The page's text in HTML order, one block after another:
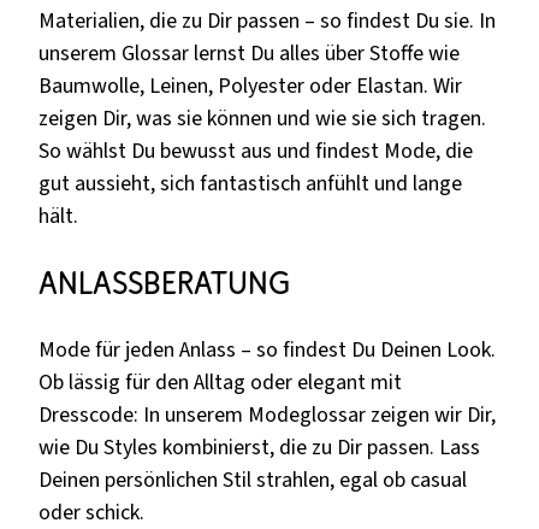
Materialien, die zu Dir passen – so findest Du sie. In
unserem Glossar lernst Du alles über Stoffe wie
Baumwolle, Leinen, Polyester oder Elastan. Wir
zeigen Dir, was sie können und wie sie sich tragen.
So wählst Du bewusst aus und findest Mode, die
gut aussieht, sich fantastisch anfühlt und lange
hält.
Anlassberatung
Mode für jeden Anlass – so findest Du Deinen Look.
Ob lässig für den Alltag oder elegant mit
Dresscode: In unserem Modeglossar zeigen wir Dir,
wie Du Styles kombinierst, die zu Dir passen. Lass
Deinen persönlichen Stil strahlen, egal ob casual
oder schick.